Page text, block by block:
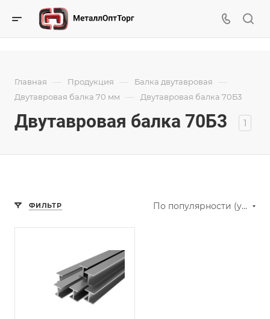
Главная — Продукция — Балка двутавровая —
Двутавровая балка 70 мм — Двутавровая балка 70Б3
Двутавровая балка 70Б3 1
ФИЛЬТР По популярности (убывание)